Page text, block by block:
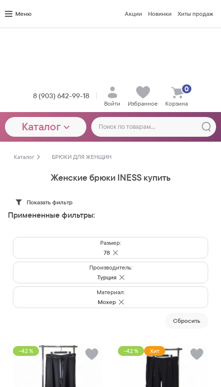
Меню Акции Новинки Хиты продаж
8 (903) 642-99-18
Войти Избранное Корзина
0
Каталог
Каталог БРЮКИ ДЛЯ ЖЕНЩИН
Женские брюки INESS купить
Показать фильтр
Примененные фильтры:
Размер:
78
Производитель:
Турция
Материал:
Мохер
Cбросить
-42 % -42 % Хит